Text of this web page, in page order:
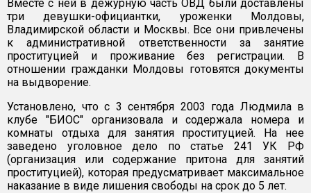
Вместе с ней в дежурную часть ОВД были доставлены
три девушки-официантки, уроженки Молдовы,
Владимирской области и Москвы. Все они привлечены
к административной ответственности за занятие
проституцией и проживание без регистрации. В
отношении гражданки Молдовы готовятся документы
на выдворение.
Установлено, что с 3 сентября 2003 года Людмила в
клубе "БИОС" организовала и содержала номера и
комнаты отдыха для занятия проституцией. На нее
заведено уголовное дело по статье 241 УК РФ
(организация или содержание притона для занятий
проституцией), которая предусматривает максимальное
наказание в виде лишения свободы на срок до 5 лет.